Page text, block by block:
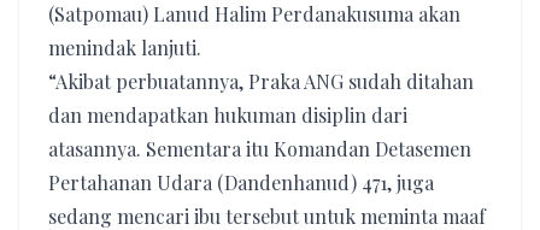
(Satpomau) Lanud Halim Perdanakusuma akan
menindak lanjuti.
“Akibat perbuatannya, Praka ANG sudah ditahan
dan mendapatkan hukuman disiplin dari
atasannya. Sementara itu Komandan Detasemen
Pertahanan Udara (Dandenhanud) 471, juga
sedang mencari ibu tersebut untuk meminta maaf